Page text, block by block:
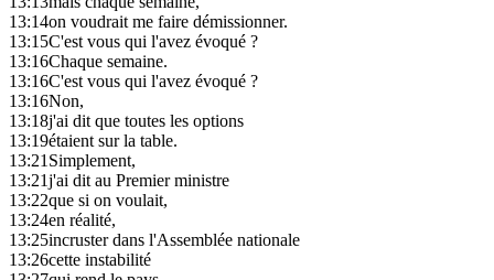
13:14on voudrait me faire démissionner.
13:15C'est vous qui l'avez évoqué ?
13:16Chaque semaine.
13:16C'est vous qui l'avez évoqué ?
13:16Non,
13:18j'ai dit que toutes les options
13:19étaient sur la table.
13:21Simplement,
13:21j'ai dit au Premier ministre
13:22que si on voulait,
13:24en réalité,
13:25incruster dans l'Assemblée nationale
13:26cette instabilité